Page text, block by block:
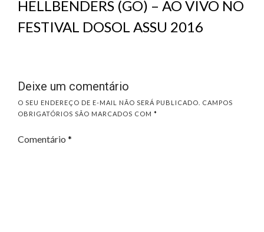
HELLBENDERS (GO) – AO VIVO NO
FESTIVAL DOSOL ASSU 2016
Deixe um comentário
O SEU ENDEREÇO DE E-MAIL NÃO SERÁ PUBLICADO.
CAMPOS
OBRIGATÓRIOS SÃO MARCADOS COM *
Comentário *